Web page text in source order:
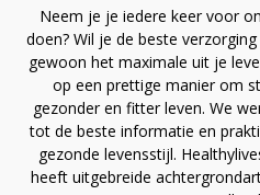
Neem je je iedere keer voor
doen? Wil je de beste
gewoon het maximale uit je
op een prettige manier om
gezonder en fitter leven. We
tot de beste informatie en
gezonde levensstijl.
heeft uitgebreide